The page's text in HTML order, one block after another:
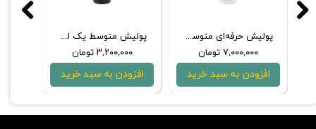
پولیش متوسط یک لیتری سورین‌ بو
۳,۲۰۰,۰۰۰ تومان
افزودن به سبد خرید
پولیش حرفه‌ای متوسط 946 میلی‌لیتری آدامز
۷,۰۰۰,۰۰۰ تومان
افزودن به سبد خرید